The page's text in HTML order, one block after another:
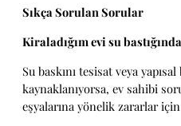
Sıkça Sorulan Sorular
Kiraladığım evi su
Su baskını tesisat veya
kaynaklanıyorsa, ev sahibi
eşyalarına yönelik zararlar